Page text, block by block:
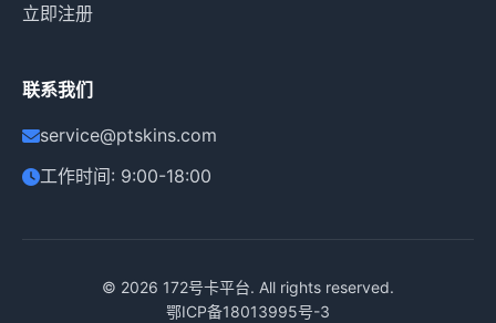
立即注册
联系我们
service@ptskins.com
工作时间: 9:00-18:00
© 2026 172号卡平台. All rights reserved.
鄂ICP备18013995号-3